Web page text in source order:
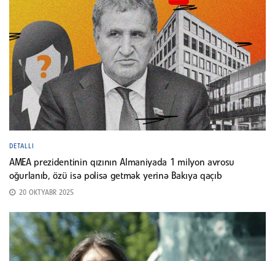
DETALLI
AMEA prezidentinin qızının Almaniyada 1 milyon avrosu
oğurlanıb, özü isə polisə getmək yerinə Bakıya qaçıb
20 OKTYABR 2025